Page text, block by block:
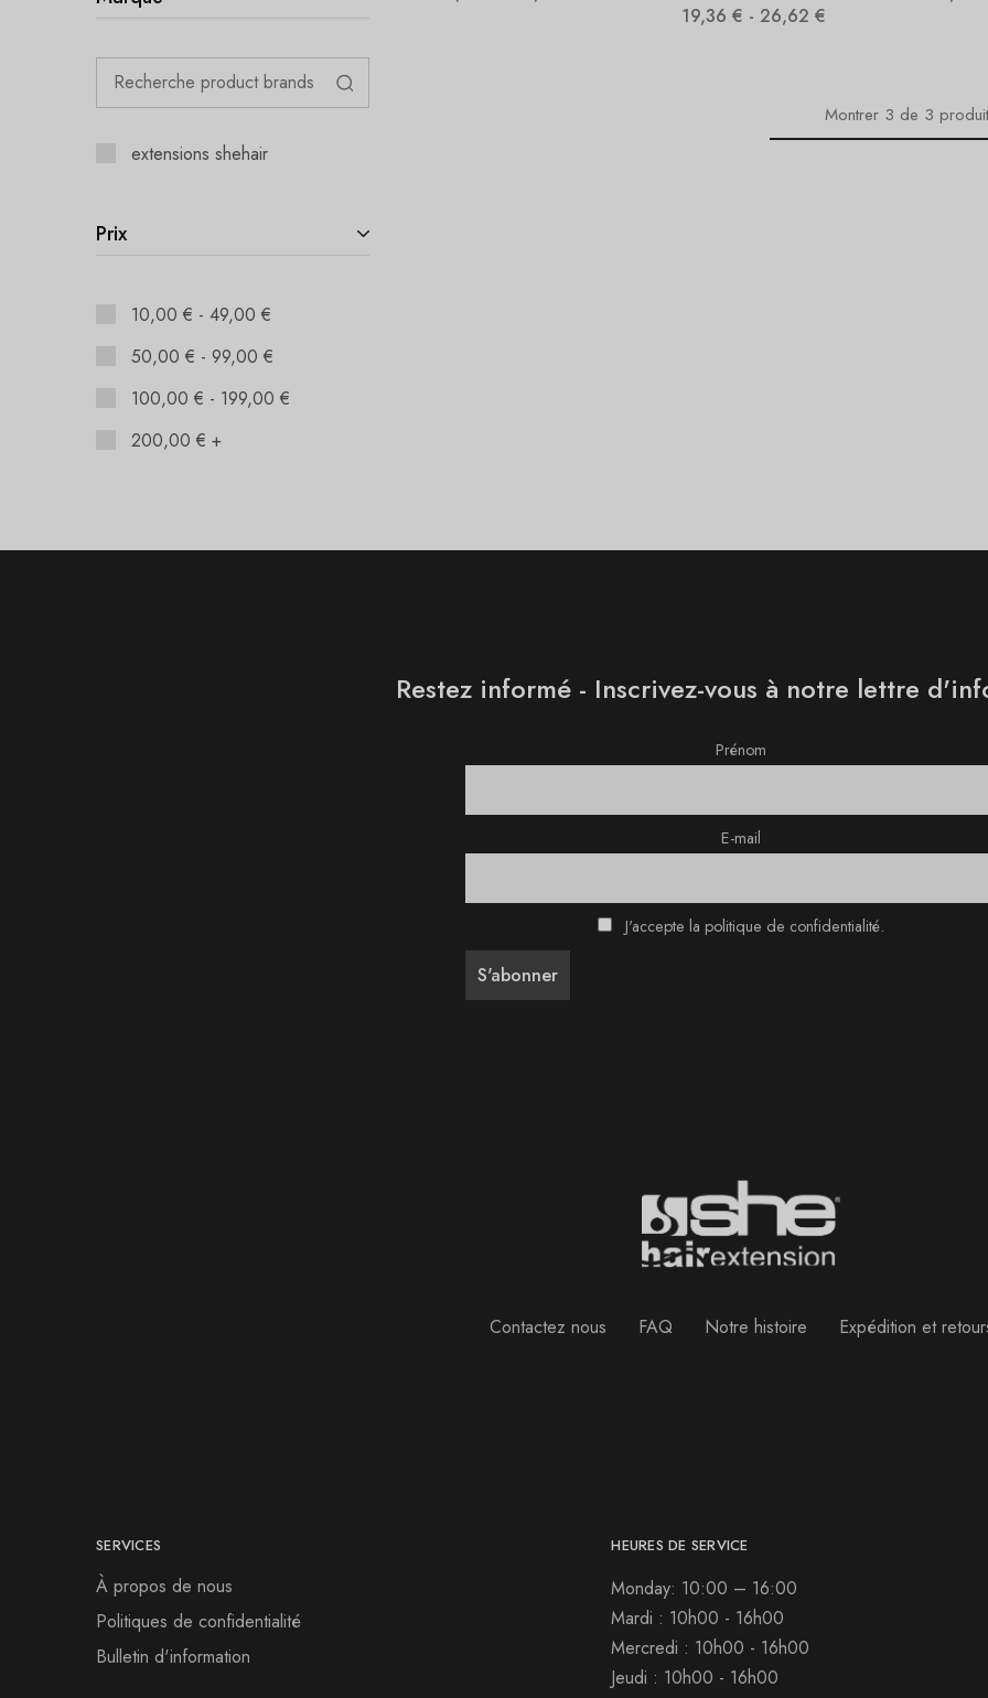
19,36 € - 26,62 €
Montrer3 de 3
extensions shehair
Prix
10,00 € - 49,00 €
50,00 € - 99,00 €
100,00 € - 199,00 €
200,00 € +
Restez informé - Inscrivez-vous à notre lettre
Prénom
E-mail
J'accepte la politique de confidentialité.
Contactez nous FAQ Notre histoire Expédition et
SERVICES
À propos de nous
Politiques de confidentialité
Bulletin d'information
HEURES DE SERVICE
Monday: 10:00 – 16:00
Mardi : 10h00 - 16h00
Mercredi : 10h00 - 16h00
Jeudi : 10h00 - 16h00